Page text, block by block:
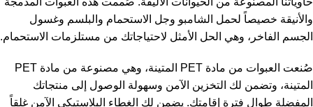
والأنيقة خصيصاً لحمل الشامبو وجل الاستحمام والبلسم وغسول
الجسم الفاخر، وهي الحل الأمثل لاحتياجاتك من مستلزمات الاستحمام.
صُنعت العبوات من مادة PET المتينة، وهي مصنوعة من مادة PET
المتينة، وتضمن لك التخزين الآمن وسهولة الوصول إلى منتجاتك
المفضلة طوال فترة إقامتك. يضمن لك الغطاء البلاستيكي الآمن غلقاً